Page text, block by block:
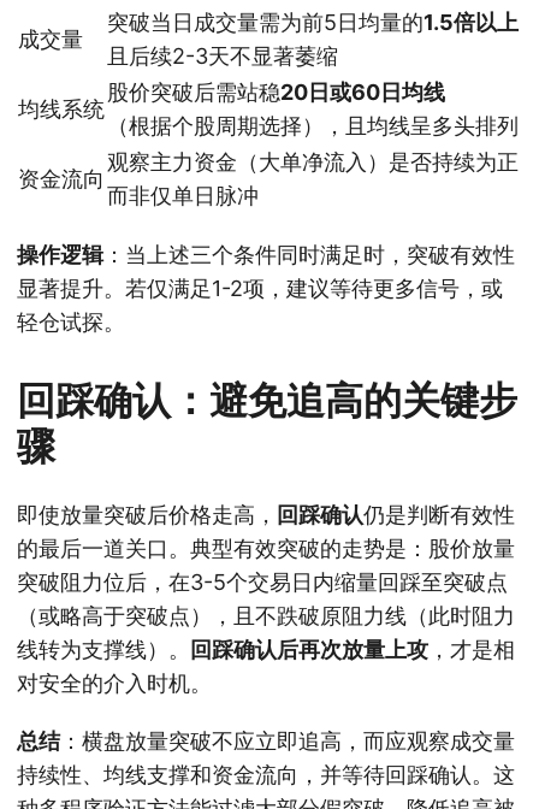
成交量
突破当日成交量需为前5日均量的1.5倍以上
且后续2-3天不显著萎缩
均线系统
股价突破后需站稳20日或60日均线
（根据个股周期选择），且均线呈多头排列
资金流向
观察主力资金（大单净流入）是否持续为正，
而非仅单日脉冲
操作逻辑：当上述三个条件同时满足时，突破有效性
显著提升。若仅满足1-2项，建议等待更多信号，或
轻仓试探。
回踩确认：避免追高的关键步
骤
即使放量突破后价格走高， 回踩确认仍是判断有效性
的最后一道关口。典型有效突破的走势是：股价放量
突破阻力位后，在3-5个交易日内缩量回踩至突破点
（或略高于突破点），且不跌破原阻力线（此时阻力
线转为支撑线）。 回踩确认后再次放量上攻 ，才是相
对安全的介入时机。
总结：横盘放量突破不应立即追高，而应观察成交量
持续性、均线支撑和资金流向，并等待回踩确认。这